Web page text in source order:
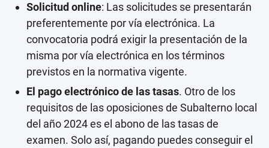
Solicitud online: Las solicitudes se presentarán
preferentemente por vía electrónica. La
convocatoria podrá exigir la presentación de la
misma por vía electrónica en los términos
previstos en la normativa vigente.
El pago electrónico de las tasas. Otro de los
requisitos de las oposiciones de Subalterno local
del año 2024 es el abono de las tasas de
examen. Solo así, pagando puedes conseguir el